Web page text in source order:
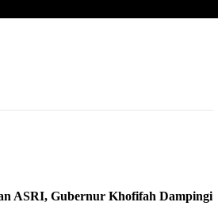
ASRI, Gubernur Khofifah Dampingi